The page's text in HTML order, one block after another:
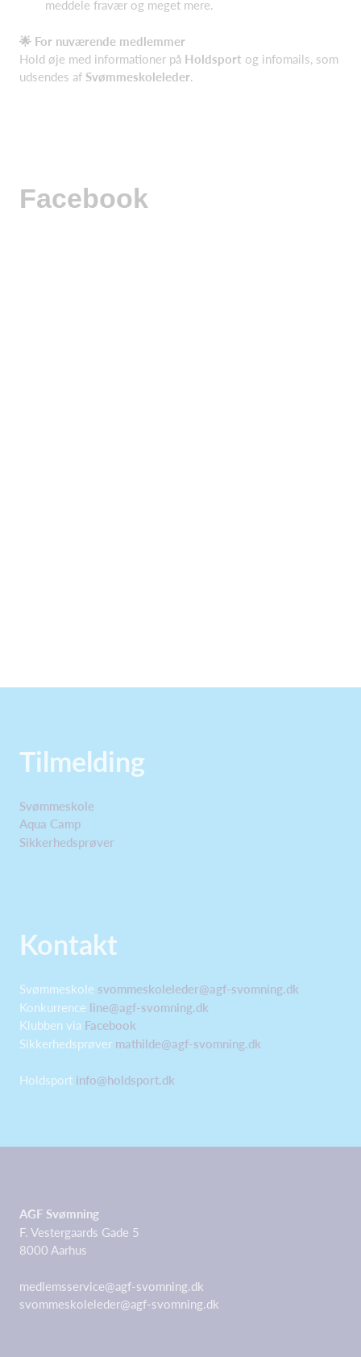
meddele fravær og meget mere.
🌟 For nuværende medlemmer
Hold øje med informationer på Holdsport og infomails, som
udsendes af Svømmeskoleleder.
Facebook
Tilmelding
Svømmeskole
Aqua Camp
Sikkerhedsprøver
Kontakt
Svømmeskole svommeskoleleder@agf-svomning.dk
Konkurrence line@agf-svomning.dk
Klubben via Facebook
Sikkerhedsprøver mathilde@agf-svomning.dk
Holdsport info@holdsport.dk
AGF Svømning
F. Vestergaards Gade 5
8000 Aarhus
medlemsservice@agf-svomning.dk
svommeskoleleder@agf-svomning.dk